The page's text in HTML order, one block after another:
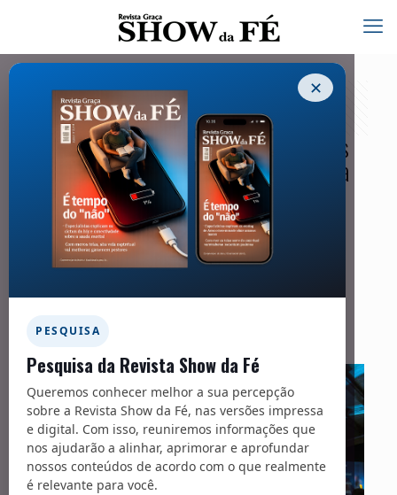
✕
PESQUISA
Pesquisa da Revista Show da Fé
Queremos conhecer melhor a sua percepção
sobre a Revista Show da Fé, nas versões impressa
e digital. Com isso, reuniremos informações que
nos ajudarão a alinhar, aprimorar e aprofundar
nossos conteúdos de acordo com o que realmente
é relevante para você.
Cultos on-line, apps bíblicos e doações
digitais redefinem a vivência cristã e a
evangelização
14/11/2025